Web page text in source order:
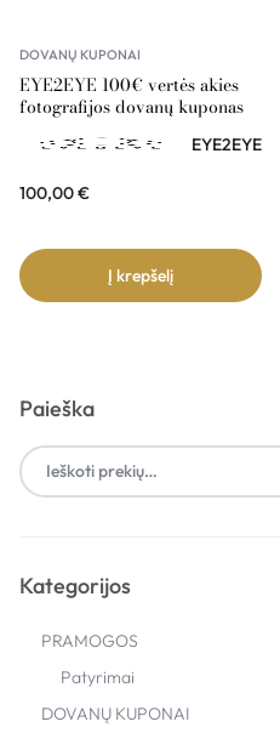
DOVANŲ KUPONAI
EYE2EYE 100€ vertės akies
fotografijos dovanų kuponas
EYE2EYE
100,00€
Į krepšelį
Paieška
Kategorijos
PRAMOGOS
Patyrimai
DOVANŲ KUPONAI